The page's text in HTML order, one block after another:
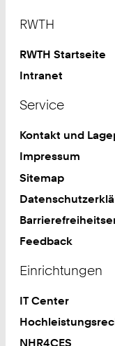
RWTH
RWTH Startseite
Intranet
Service
Kontakt und
Impressum
Sitemap
Feedback
Einrichtungen
IT Center
NHR4CES